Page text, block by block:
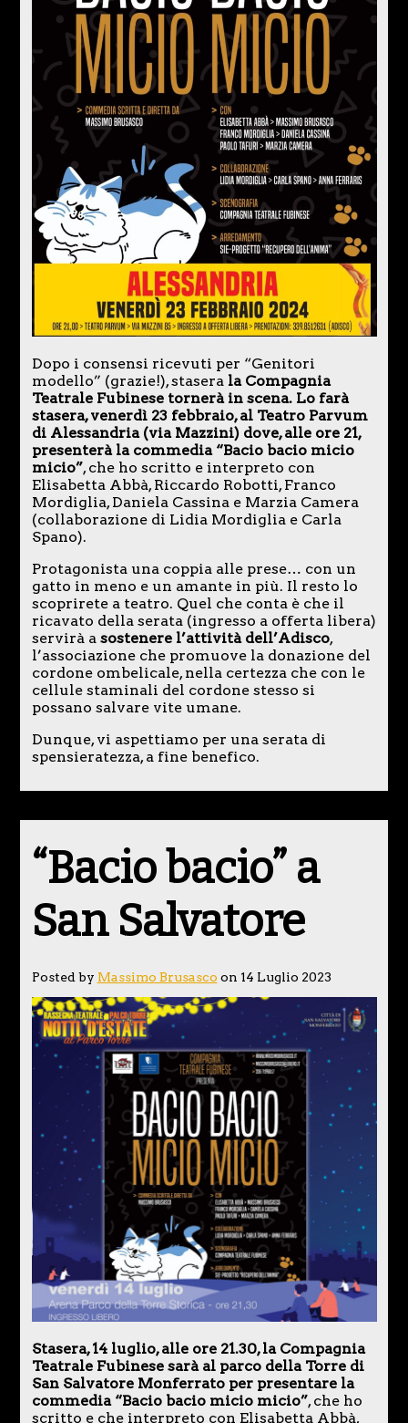
Dopo i consensi ricevuti per “Genitori
modello” (grazie!), stasera la Compagnia
Teatrale Fubinese tornerà in scena. Lo farà
stasera, venerdì 23 febbraio, al Teatro Parvum
di Alessandria (via Mazzini) dove, alle ore 21,
presenterà la commedia “Bacio bacio micio
micio”, che ho scritto e interpreto con
Elisabetta Abbà, Riccardo Robotti, Franco
Mordiglia, Daniela Cassina e Marzia Camera
(collaborazione di Lidia Mordiglia e Carla
Spano).
Protagonista una coppia alle prese… con un
gatto in meno e un amante in più. Il resto lo
scoprirete a teatro. Quel che conta è che il
ricavato della serata (ingresso a offerta libera)
servirà a sostenere l’attività dell’Adisco,
l’associazione che promuove la donazione del
cordone ombelicale, nella certezza che con le
cellule staminali del cordone stesso si
possano salvare vite umane.
Dunque, vi aspettiamo per una serata di
spensieratezza, a fine benefico.
“Bacio bacio” a
San Salvatore
Posted by Massimo Brusasco on 14 Luglio 2023
Stasera, 14 luglio, alle ore 21.30, la Compagnia
Teatrale Fubinese sarà al parco della Torre di
San Salvatore Monferrato per presentare la
commedia “Bacio bacio micio micio”, che ho
scritto e che interpreto con Elisabetta Abbà,